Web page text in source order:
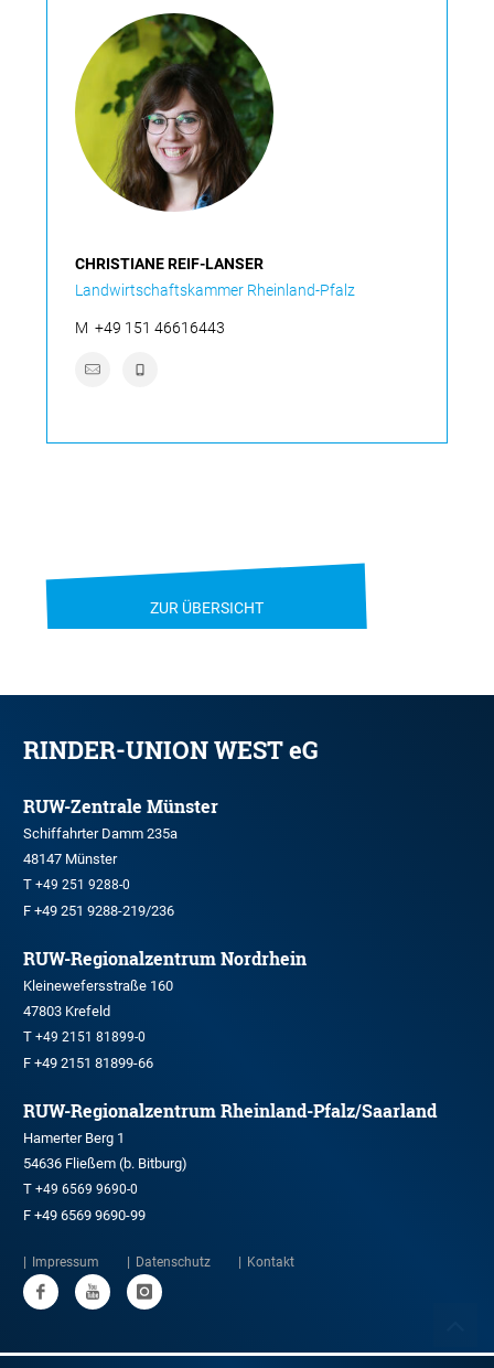
CHRISTIANE REIF-LANSER
Landwirtschaftskammer Rheinland-Pfalz
M +49 151 46616443
ZUR ÜBERSICHT
RINDER-UNION WEST eG
RUW-Zentrale Münster
Schiffahrter Damm 235a
48147 Münster
T +49 251 9288-0
F +49 251 9288-219/236
RUW-Regionalzentrum Nordrhein
Kleinewefersstraße 160
47803 Krefeld
T +49 2151 81899-0
F +49 2151 81899-66
RUW-Regionalzentrum Rheinland-Pfalz/Saarland
Hamerter Berg 1
54636 Fließem (b. Bitburg)
T +49 6569 9690-0
F +49 6569 9690-99
Impressum Datenschutz Kontakt